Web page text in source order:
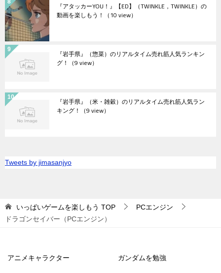
『アタッカーYOU！』【ED】（TWINKLE，TWINKLE）の
動画を楽しもう！ （10 view）
『岩手県』（惣菜）のリアルタイム売れ筋人気ランキン
グ！ （9 view）
『岩手県』（米・雑穀）のリアルタイム売れ筋人気ラン
キング！ （9 view）
Tweets by jimasanjyo
いっぱいゲームを楽しもう TOP
PCエンジン
ドラゴンセイバー（PCエンジン）
アニメキャラクター ガンダムを勉強